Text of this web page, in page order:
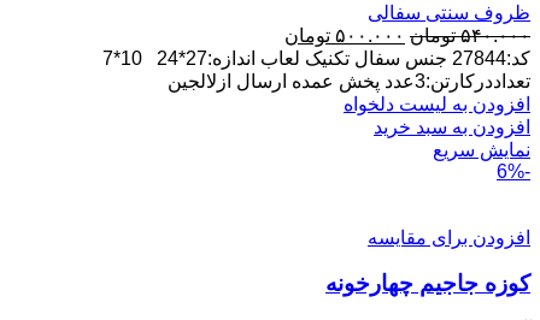
ظروف سنتی سفالی
۵۴۰.۰۰۰ تومان قیمت
اصلی:
۵۴۰.۰۰۰ تومان
بود.
۵۰۰.۰۰۰ تومان
فعلی:
۵۰۰.۰۰۰ تومان.
کد:27844 جنس سفال تکنیک لعاب اندازه:27*24 10*7
تعداددرکارتن:3عدد پخش عمده ارسال ازلالجین
افزودن به لیست دلخواه
افزودن به سبد خرید
نمایش سریع
-6%
افزودن برای مقایسه
کوزه جاجیم چهارخونه